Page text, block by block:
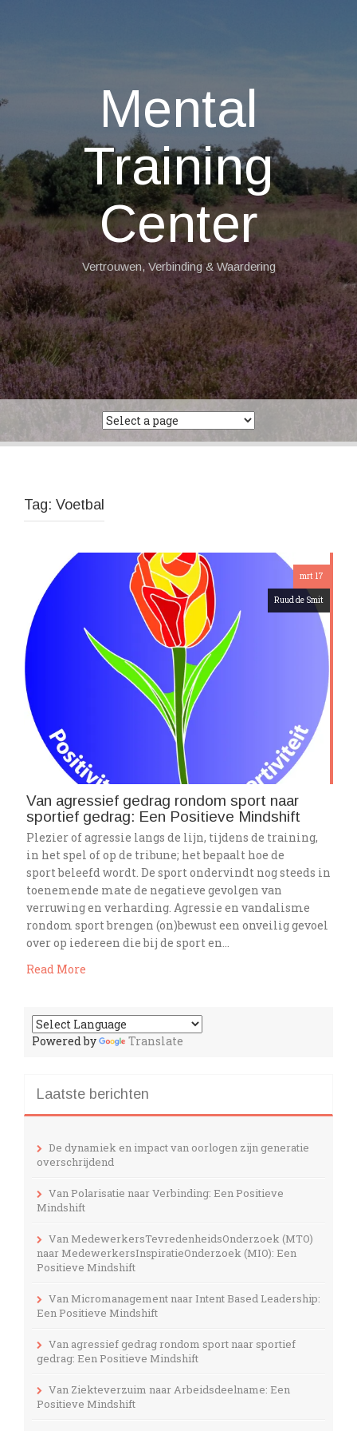
Mental
Training
Center
Vertrouwen, Verbinding & Waardering
Tag: Voetbal
mrt 17
Ruud de Smit
Van agressief gedrag rondom sport naar
sportief gedrag: Een Positieve Mindshift
Plezier of agressie langs de lijn, tijdens de training,
in het spel of op de tribune; het bepaalt hoe de
sport beleefd wordt. De sport ondervindt nog steeds in
toenemende mate de negatieve gevolgen van
verruwing en verharding. Agressie en vandalisme
rondom sport brengen (on)bewust een onveilig gevoel
over op iedereen die bij de sport en…
Read More
Powered by Translate
Laatste berichten
De dynamiek en impact van oorlogen zijn generatie
overschrijdend
Van Polarisatie naar Verbinding: Een Positieve
Mindshift
Van MedewerkersTevredenheidsOnderzoek (MTO)
naar MedewerkersInspiratieOnderzoek (MIO): Een
Positieve Mindshift
Van Micromanagement naar Intent Based Leadership:
Een Positieve Mindshift
Van agressief gedrag rondom sport naar sportief
gedrag: Een Positieve Mindshift
Van Ziekteverzuim naar Arbeidsdeelname: Een
Positieve Mindshift